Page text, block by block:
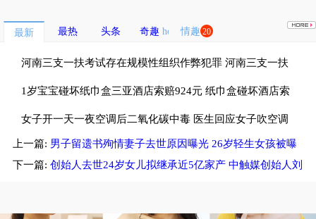
最新 最热 头条 奇趣 情趣 20
河南三支一扶考试存在规模性组织作弊犯罪 河南三支一扶
考试按人头给分数
1岁宝宝碰坏纸巾盒三亚酒店索赔924元 纸巾盒碰坏酒店索
赔924
女子开一天一夜空调后二氧化碳中毒 医生回应女子吹空调
中毒
上一篇: 男子留遗书殉情妻子去世原因曝光 26岁轻生女孩被曝
年幼时遭亲戚性侵
下一篇: 创始人去世24岁女儿拟继承近5亿家产 中触媒创始人刘